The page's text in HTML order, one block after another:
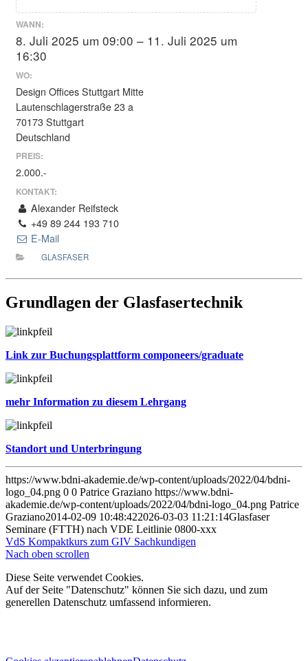
WANN:
8. Juli 2025 um 09:00 – 11. Juli 2025 um
16:30
WO:
Design Offices Stuttgart Mitte
Lautenschlagerstraße 23 a
70173 Stuttgart
Deutschland
PREIS:
2.000.-
KONTAKT:
Alexander Reifsteck
+49 89 244 193 710
E-Mail
GLASFASER
Grundlagen der Glasfasertechnik
Link zur Buchungsplattform componeers/graduate
mehr Information zu diesem Lehrgang
Standort und Unterbringung
https://www.bdni-akademie.de/wp-content/uploads/2022/04/bdni-
logo_04.png 0 0 Patrice Graziano https://www.bdni-
akademie.de/wp-content/uploads/2022/04/bdni-logo_04.png Patrice
Graziano2014-02-09 10:48:422026-03-03 11:21:14Glasfaser
Seminare (FTTH) nach VDE Leitlinie 0800-xxx
VdS Kompaktkurs zum GIV Sachkundigen
Nach oben scrollen
Diese Seite verwendet Cookies.
Auf der Seite "Datenschutz" können Sie sich dazu, und zum
generellen Datenschutz umfassend informieren.